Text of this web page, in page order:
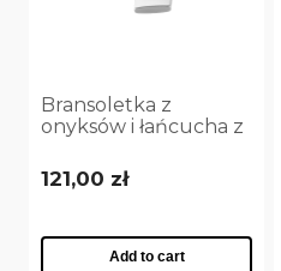
Bransoletka z
onyksów i łańcucha z
Collection
(B25/NUT/03AG)
121,00 zł
Add to cart